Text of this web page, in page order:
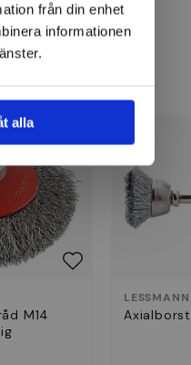
från din enhet
informationen
alla
M14
LESSMANN